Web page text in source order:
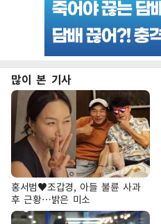
많이 본 기사
홍서범♥조갑경, 아들 불륜 사과
후 근황…밝은 미소